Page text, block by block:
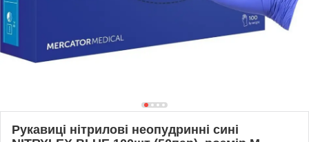
Рукавиці нітрилові неопудринні сині